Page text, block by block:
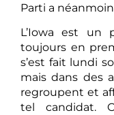
Parti a
L’Iowa est un
toujours en
s’est fait lundi
mais dans des
regroupent et
tel candidat.